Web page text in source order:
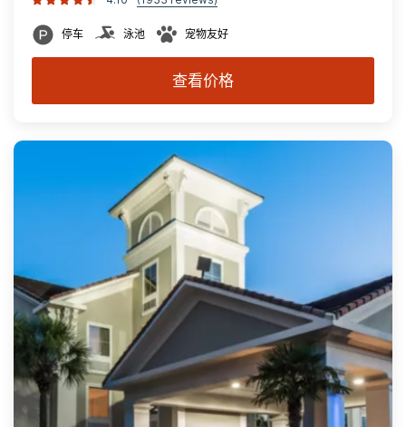
停车 泳池 宠物友好
查看价格